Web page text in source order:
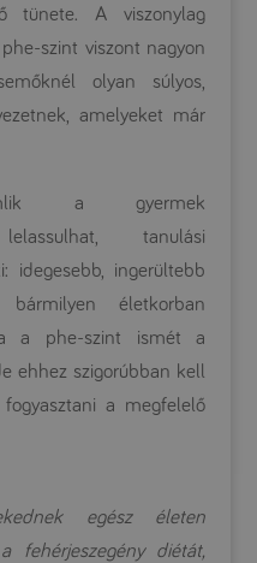
tünete. A viszonylag
szint viszont nagyon
olyan súlyos,
amelyeket már
a gyermek
lelassulhat, tanulási
idegesebb, ingerültebb
életkorban
a phe-szint ismét a
ehhez szigorúbban kell
a megfelelő
egész életen
fehérjeszegény diétát,